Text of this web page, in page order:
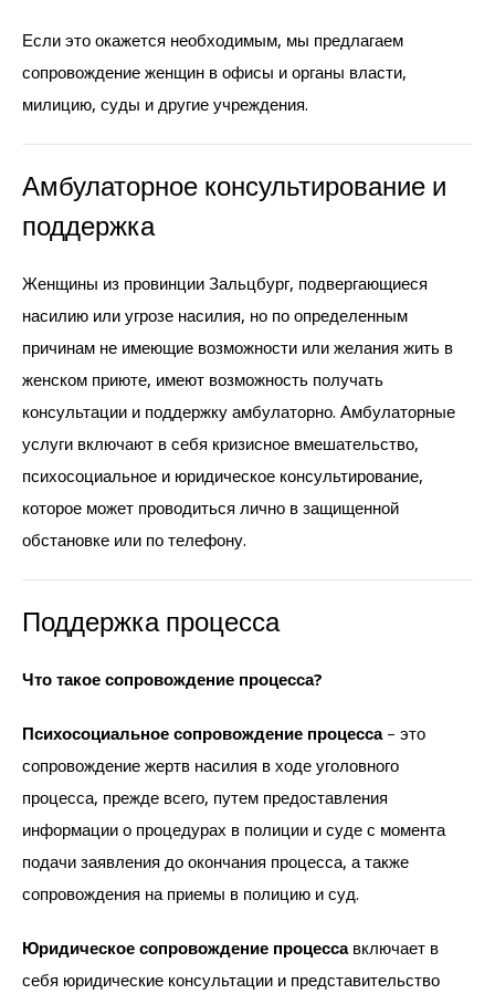
Если это окажется необходимым, мы предлагаем
сопровождение женщин в офисы и органы власти,
милицию, суды и другие учреждения.
Амбулаторное консультирование и
поддержка
Женщины из провинции Зальцбург, подвергающиеся
насилию или угрозе насилия, но по определенным
причинам не имеющие возможности или желания жить в
женском приюте, имеют возможность получать
консультации и поддержку амбулаторно. Амбулаторные
услуги включают в себя кризисное вмешательство,
психосоциальное и юридическое консультирование,
которое может проводиться лично в защищенной
обстановке или по телефону.
Поддержка процесса
Что такое сопровождение процесса?
Психосоциальное сопровождение процесса– это
сопровождение жертв насилия в ходе уголовного
процесса, прежде всего, путем предоставления
информации о процедурах в полиции и суде с момента
подачи заявления до окончания процесса, а также
сопровождения на приемы в полицию и суд.
Юридическое сопровождение процессавключает в
себя юридические консультации и представительство